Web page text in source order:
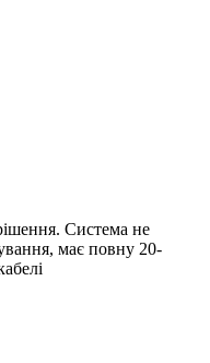
Система не
має повну 20-